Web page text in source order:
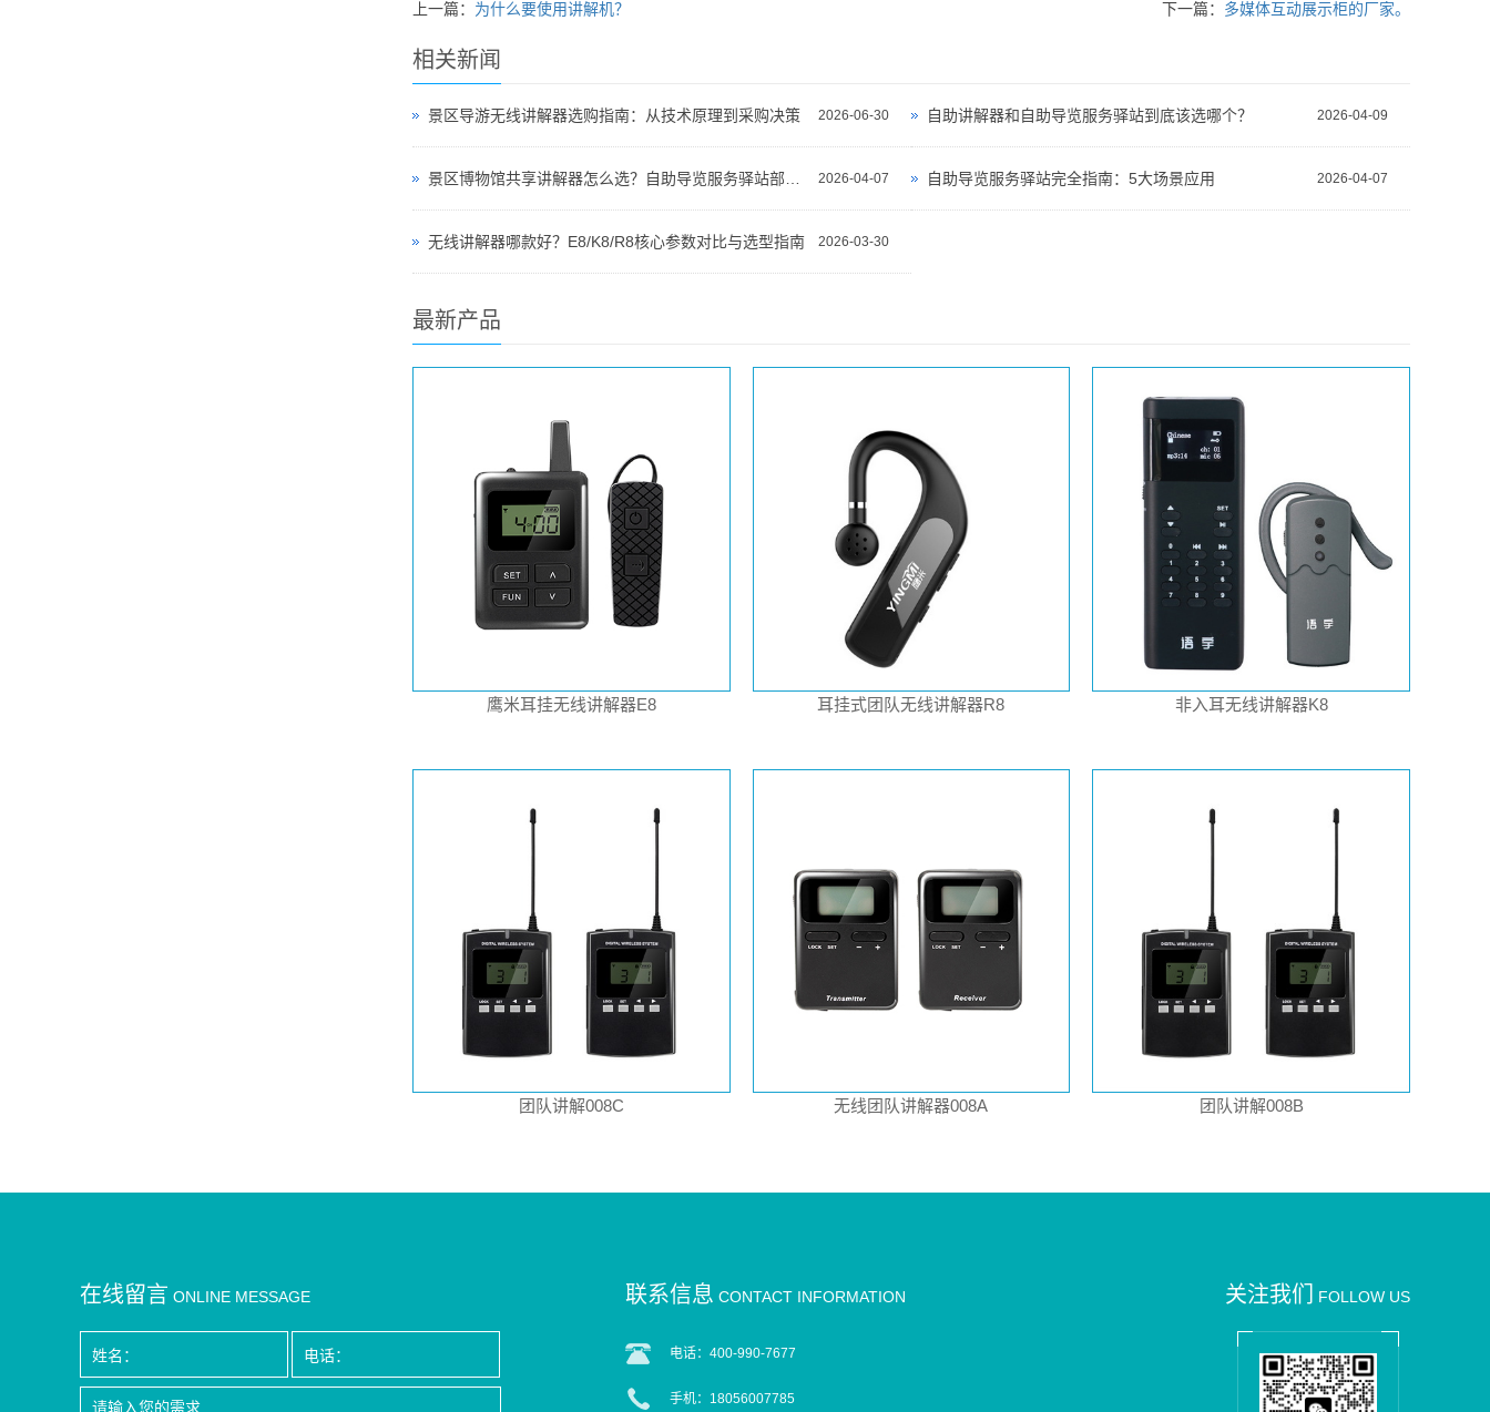
上一篇： 为什么要使用讲解机？ 下一篇： 多媒体互动展示柜的厂家。
相关新闻
2026-06-30
景区导游无线讲解器选购指南：从技术原理到采购决策 2026-04-09
自助讲解器和自助导览服务驿站到底该选哪个？
2026-04-07 2026-04-07
自助导览服务驿站完全指南：5大场景应用
2026-03-30
无线讲解器哪款好？E8/K8/R8核心参数对比与选型指南
最新产品
鹰米耳挂无线讲解器E8 耳挂式团队无线讲解器R8 非入耳无线讲解器K8
团队讲解008C 无线团队讲解器008A 团队讲解008B
关注我们 FOLLOW US
在线留言 ONLINE MESSAGE 联系信息 CONTACT INFORMATION
电话：400-990-7677
手机：18056007785